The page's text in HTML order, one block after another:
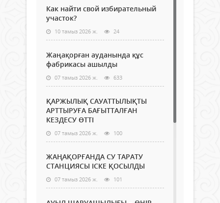
Как найти свой избирательный
участок?
10 тамыз 2026 ж. 24
Жаңақорған ауданында құс
фабрикасы ашылды
07 тамыз 2026 ж. 633
ҚАРЖЫЛЫҚ САУАТТЫЛЫҚТЫ
АРТТЫРУҒА БАҒЫТТАЛҒАН
КЕЗДЕСУ ӨТТІ
07 тамыз 2026 ж. 100
ЖАҢАҚОРҒАНДА СУ ТАРАТУ
СТАНЦИЯСЫ ІСКЕ ҚОСЫЛДЫ
07 тамыз 2026 ж. 101